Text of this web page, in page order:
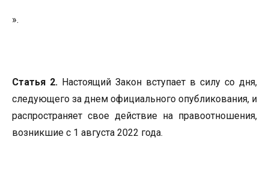
».
Статья 2. Настоящий Закон вступает в силу со дня,
следующего за днем официального опубликования, и
распространяет свое действие на правоотношения,
возникшие с 1 августа 2022 года.